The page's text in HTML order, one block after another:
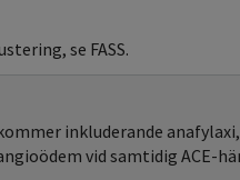
se FASS.
inkluderande anafylaxi,
vid samtidig ACE-